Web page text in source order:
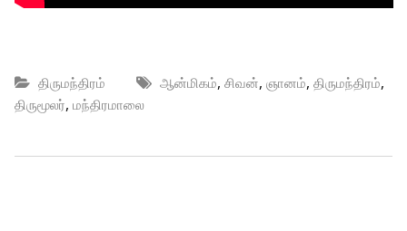
திருமந்திரம் ஆன்மிகம், சிவன், ஞானம், திருமந்திரம்,
திருமூலர், மந்திரமாலை